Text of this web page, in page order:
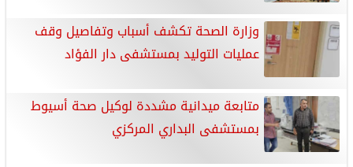
وزارة الصحة تكشف أسباب وتفاصيل وقف
عمليات التوليد بمستشفى دار الفؤاد
متابعة ميدانية مشددة لوكيل صحة أسيوط
بمستشفى البداري المركزي